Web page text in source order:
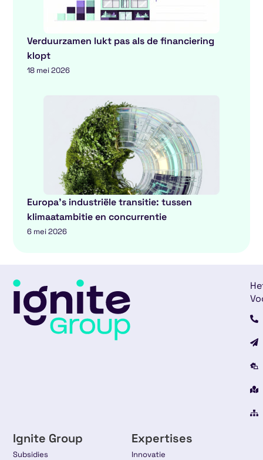
Verduurzamen lukt pas als de financiering
klopt
18 mei 2026
Europa’s industriële transitie: tussen
klimaatambitie en concurrentie
6 mei 2026
Ignite Group
Subsidies
Expertises
Innovatie